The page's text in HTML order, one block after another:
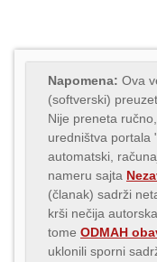
Napomena: Ova
(softverski)
Nije preneta
uredništva portala
automatski,
nameru sajta
(članak) sadrži
krši nečija
tome ODMAH
uklonili sporni